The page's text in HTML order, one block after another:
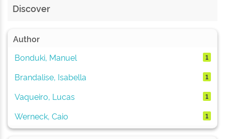
Discover
Author
Bonduki, Manuel
1
Brandalise, Isabella 1
Vaqueiro, Lucas 1
Werneck, Caio 1